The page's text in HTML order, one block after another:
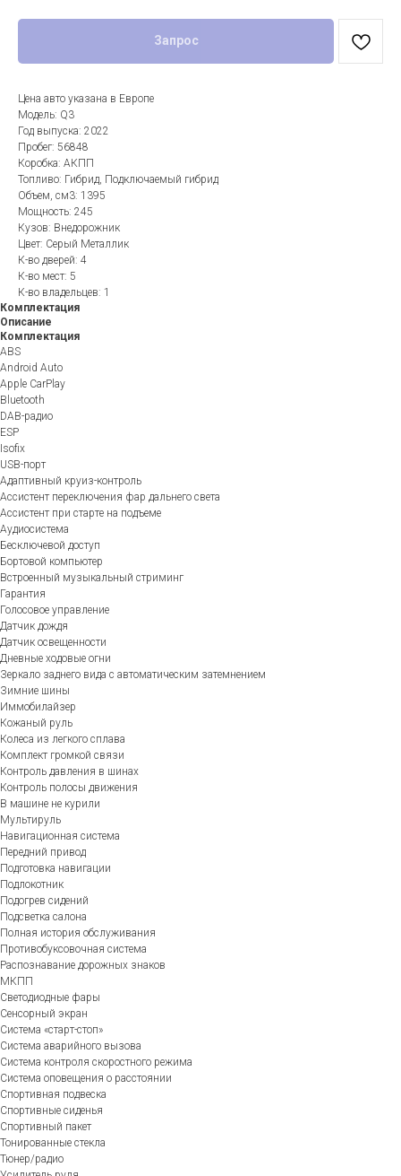
Запрос
Цена авто указана в Европе
Модель: Q3
Год выпуска: 2022
Пробег: 56848
Коробка: АКПП
Топливо: Гибрид, Подключаемый гибрид
Объем, см3: 1395
Мощность: 245
Кузов: Внедорожник
Цвет: Серый Металлик
К-во дверей: 4
К-во мест: 5
К-во владельцев: 1
Комплектация
Описание
Комплектация
ABS
Android Auto
Apple CarPlay
Bluetooth
DAB-радио
ESP
Isofix
USB-порт
Адаптивный круиз-контроль
Ассистент переключения фар дальнего света
Ассистент при старте на подъеме
Аудиосистема
Бесключевой доступ
Бортовой компьютер
Встроенный музыкальный стриминг
Гарантия
Голосовое управление
Датчик дождя
Датчик освещенности
Дневные ходовые огни
Зеркало заднего вида с автоматическим затемнением
Зимние шины
Иммобилайзер
Кожаный руль
Колеса из легкого сплава
Комплект громкой связи
Контроль давления в шинах
Контроль полосы движения
В машине не курили
Мультируль
Навигационная система
Передний привод
Подготовка навигации
Подлокотник
Подогрев сидений
Подсветка салона
Полная история обслуживания
Противобуксовочная система
Распознавание дорожных знаков
МКПП
Светодиодные фары
Сенсорный экран
Система «старт-стоп»
Система аварийного вызова
Система контроля скоростного режима
Система оповещения о расстоянии
Спортивная подвеска
Спортивные сиденья
Спортивный пакет
Тонированные стекла
Тюнер/радио